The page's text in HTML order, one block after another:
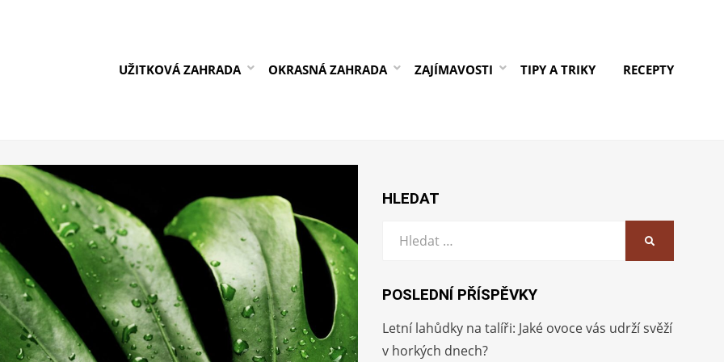
UŽITKOVÁ ZAHRADA OKRASNÁ ZAHRADA ZAJÍMAVOSTI TIPY A TRIKY RECEPTY
HLEDAT
Vyhledat:
POSLEDNÍ PŘÍSPĚVKY
Letní lahůdky na talíři: Jaké ovoce vás udrží svěží
v horkých dnech?